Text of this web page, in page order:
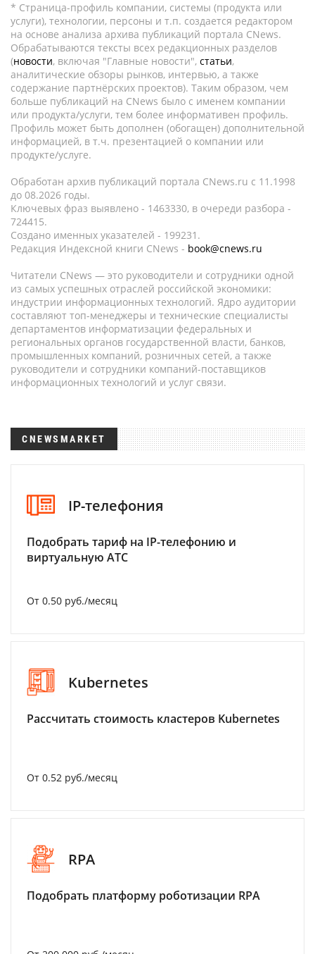
* Страница-профиль компании, системы (продукта или
услуги), технологии, персоны и т.п. создается редактором
на основе анализа архива публикаций портала CNews.
Обрабатываются тексты всех редакционных разделов
(новости, включая "Главные новости", статьи,
аналитические обзоры рынков, интервью, а также
содержание партнёрских проектов). Таким образом, чем
больше публикаций на CNews было с именем компании
или продукта/услуги, тем более информативен профиль.
Профиль может быть дополнен (обогащен) дополнительной
информацией, в т.ч. презентацией о компании или
продукте/услуге.
Обработан архив публикаций портала CNews.ru c 11.1998
до 08.2026 годы.
Ключевых фраз выявлено - 1463330, в очереди разбора -
724415.
Создано именных указателей - 199231.
Редакция Индексной книги CNews - book@cnews.ru
Читатели CNews — это руководители и сотрудники одной
из самых успешных отраслей российской экономики:
индустрии информационных технологий. Ядро аудитории
составляют топ-менеджеры и технические специалисты
департаментов информатизации федеральных и
региональных органов государственной власти, банков,
промышленных компаний, розничных сетей, а также
руководители и сотрудники компаний-поставщиков
информационных технологий и услуг связи.
CNEWSMARKET
IP-телефония
Подобрать тариф на IP-телефонию и
виртуальную АТС
От 0.50 руб./месяц
Kubernetes
Рассчитать стоимость кластеров Kubernetes
От 0.52 руб./месяц
RPA
Подобрать платформу роботизации RPA